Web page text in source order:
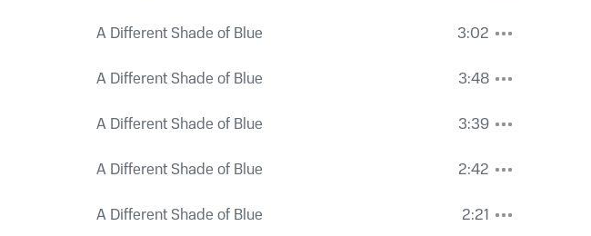
A Different Shade of Blue
3:02
A Different Shade of Blue
3:48
A Different Shade of Blue
3:39
A Different Shade of Blue
2:42
A Different Shade of Blue
2:21